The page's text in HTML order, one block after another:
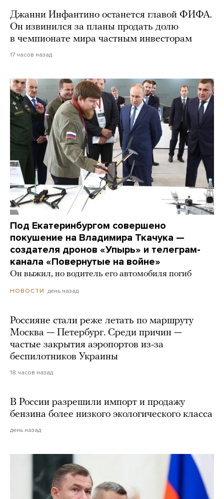
Джанни Инфантино останется главой ФИФА.
Он извинился за планы продать долю
в чемпионате мира частным инвесторам
17 часов назад
Под Екатеринбургом совершено
покушение на Владимира Ткачука —
создателя дронов «Упырь» и телеграм-
канала «Повернутые на войне»
Он выжил, но водитель его автомобиля погиб
НОВОСТИ день назад
Россияне стали реже летать по маршруту
Москва — Петербург. Среди причин —
частые закрытия аэропортов из-за
беспилотников Украины
18 часов назад
В России разрешили импорт и продажу
бензина более низкого экологического класса
день назад